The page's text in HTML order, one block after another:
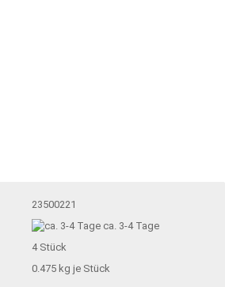
23500221
ca. 3-4 Tage
4 Stück
0.475 kg je Stück